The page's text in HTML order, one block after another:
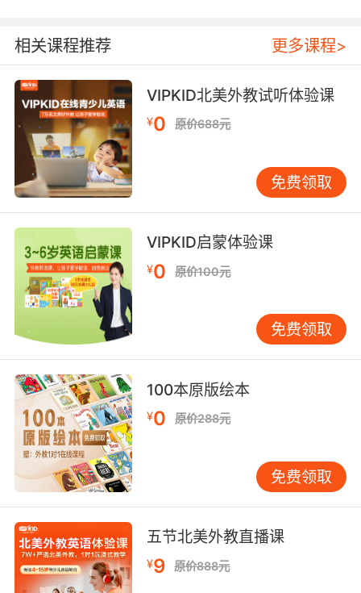
相关课程推荐 更多课程>
VIPKID北美外教试听体验课
¥0 原价688元
免费领取
VIPKID启蒙体验课
¥0 原价100元
免费领取
100本原版绘本
¥0 原价288元
免费领取
五节北美外教直播课
¥9 原价888元